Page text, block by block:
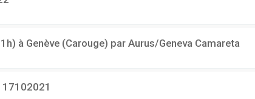
à Genève (Carouge) par Aurus/Geneva Camareta
17102021